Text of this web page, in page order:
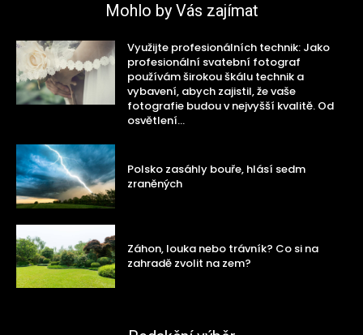
Mohlo by Vás zajímat
Využijte profesionálních technik: Jako
profesionální svatební fotograf
používám širokou škálu technik a
vybavení, abych zajistil, že vaše
fotografie budou v nejvyšší kvalitě. Od
osvětlení...
Polsko zasáhly bouře, hlásí sedm
zraněných
Záhon, louka nebo trávník? Co si na
zahradě zvolit na zem?